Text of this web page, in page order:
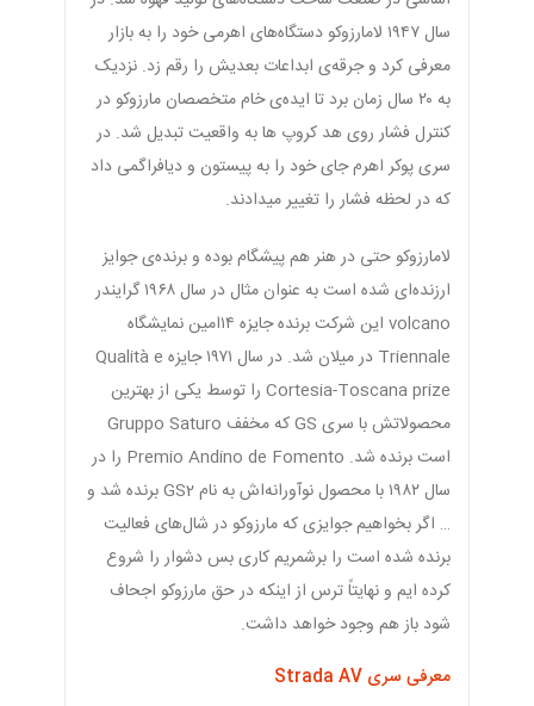
سال ۱۹۴۷ لامارزوکو دستگاه‌های اهرمی خود را به بازار
معرفی کرد و جرقه‌ی ابداعات بعدیش را رقم زد. نزدیک
به ۲۰ سال زمان برد تا ایده‌ی خام متخصصان مارزوکو در
کنترل فشار روی هد کروپ ها به واقعیت تبدیل شد. در
سری پوکر اهرم جای خود را به پیستون و دیافراگمی داد
که در لحظه فشار را تغییر میدادند.
لامارزوکو حتی در هنر هم پیشگام بوده و برنده‌ی جوایز
ارزنده‌ای شده است به عنوان مثال در سال ۱۹۶۸ گرایندر
volcano این شرکت برنده جایزه ۱۴امین نمایشگاه
Triennale در میلان شد. در سال ۱۹۷۱ جایزه Qualità e
Cortesia-Toscana prize را توسط یکی از بهترین
محصولاتش با سری GS که مخفف Gruppo Saturo
است برنده شد. Premio Andino de Fomento را در
سال ۱۹۸۲ با محصول نوآورانه‌اش به نام GS2 برنده شد و
… اگر بخواهیم جوایزی که مارزوکو در شال‌های فعالیت
برنده شده است را برشمریم کاری بس دشوار را شروع
کرده ایم و نهایتاً ترس از اینکه در حق مارزوکو اجحاف
شود باز هم وجود خواهد داشت.
معرفی سری Strada AV